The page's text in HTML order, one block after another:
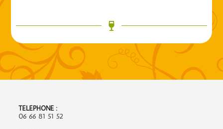
TÉLÉPHONE :
06 66 81 51 52